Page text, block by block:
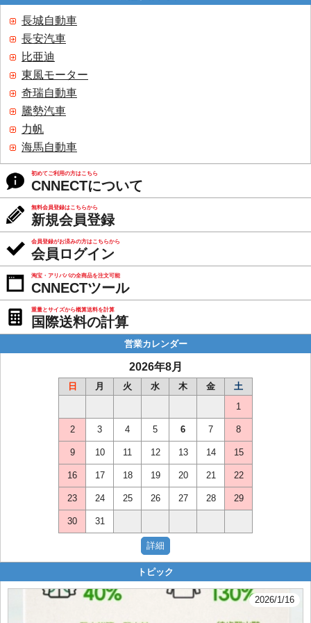
長城自動車
長安汽車
比亜迪
東風モーター
奇瑞自動車
騰勢汽車
力帆
海馬自動車
初めてご利用の方はこちら
CNNECTについて
無料会員登録はこちらから
新規会員登録
会員登録がお済みの方はこちらから
会員ログイン
淘宝・アリババの全商品を注文可能
CNNECTツール
重量とサイズから概算送料を計算
国際送料の計算
営業カレンダー
2026年8月
日 月 火 水 木 金
土
1
2 3 4 5 6 7 8
9 10 11 12 13 14 15
16 17 18 19 20 21 22
23 24 25 26 27 28 29
30 31
トピック
2026/1/16